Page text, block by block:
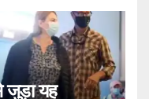
जुड़ा यह